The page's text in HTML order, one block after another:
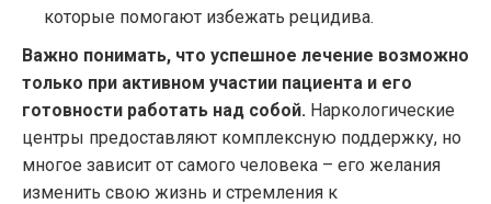
которые помогают избежать рецидива.
Важно понимать, что успешное лечение возможно
только при активном участии пациента и его
готовности работать над собой. Наркологические
центры предоставляют комплексную поддержку, но
многое зависит от самого человека – его желания
изменить свою жизнь и стремления к